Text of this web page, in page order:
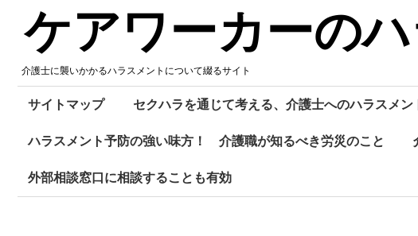
content
ケアワーカーの
介護士に襲いかかるハラスメントについて綴るサイト
サイトマップ セクハラを通じて考える、介護士へのハラスメ
ハラスメント予防の強い味方！ 介護職が知るべき労災のこと
外部相談窓口に相談することも有効